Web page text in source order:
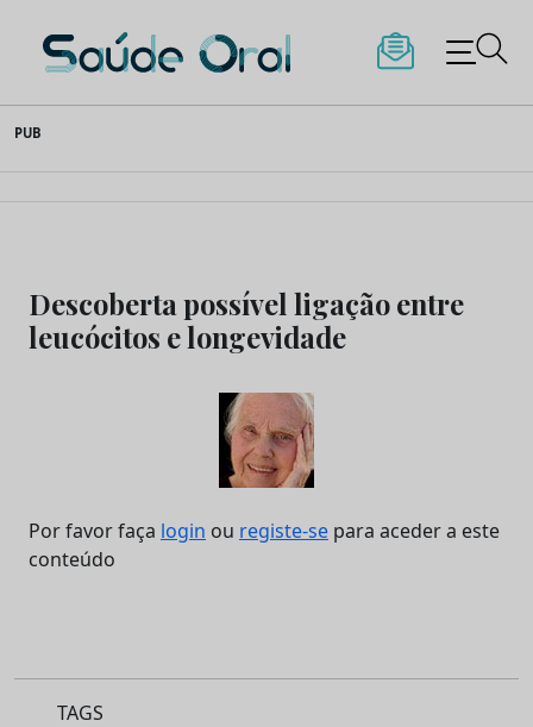
to
content
Saúde Oral
PUB
Descoberta possível ligação entre
leucócitos e longevidade
Por favor faça login ou registe-se para aceder a este
conteúdo
TAGS